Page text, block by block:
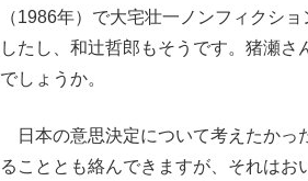
1986年）で大宅壮一ノンフィクシ
たし、和辻哲郎もそうです。猪瀬
しょうか。
日本の意思決定について考えたかっ
こととも絡んできますが、それはお